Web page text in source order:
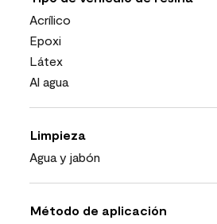
Acrílico
Epoxi
Látex
Al agua
Limpieza
Agua y jabón
Método de aplicación